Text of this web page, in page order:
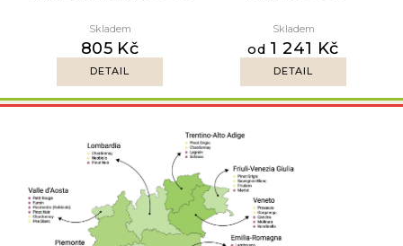
Skladem
805 Kč
DETAIL
Skladem
od 1 241 Kč
DETAIL